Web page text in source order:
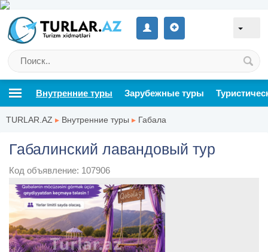
Внутренние туры Зарубежные туры
TURLAR.AZ ▸ Внутренние туры ▸ Габала
Габалинский лавандовый тур
Код объявление: 107906